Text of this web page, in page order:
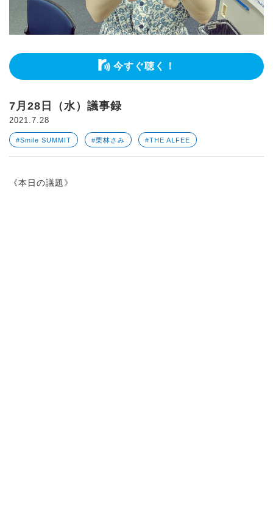
今すぐ聴く！
7月28日（水）議事録
2021.7.28
#Smile SUMMIT #栗林さみ #THE ALFEE
《本日の議題》